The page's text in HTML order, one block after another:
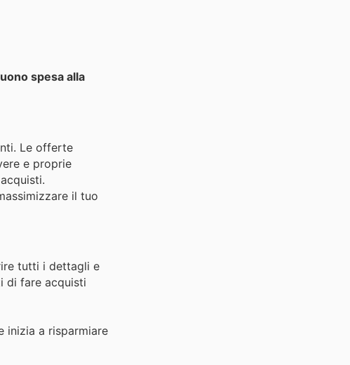
spesa alla
Le offerte
e proprie
il tuo
tutti i dettagli e
di fare acquisti
inizia a risparmiare